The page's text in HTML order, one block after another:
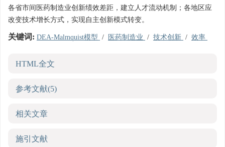
各省市间医药制造业创新绩效差距，建立人才流动机制；各地区应
改变技术增长方式，实现自主创新模式转变。
关键词: DEA-Malmquist模型 / 医药制造业 / 技术创新 / 效率
HTML全文
参考文献(5)
相关文章
施引文献